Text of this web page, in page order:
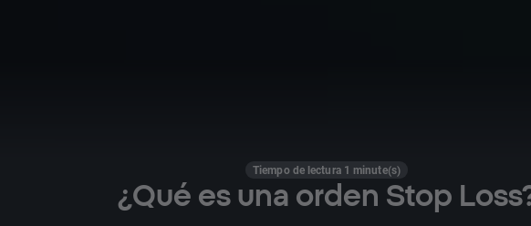
Tiempo de lectura 1 minute(s)
¿Qué es una orden Stop